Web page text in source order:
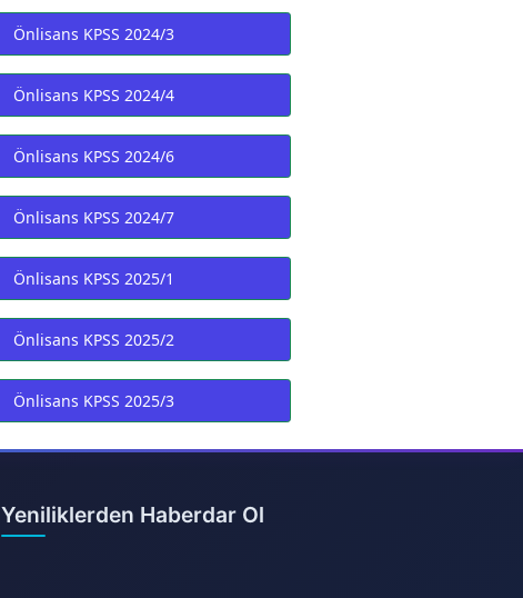
Önlisans KPSS 2024/3
Önlisans KPSS 2024/4
Önlisans KPSS 2024/6
Önlisans KPSS 2024/7
Önlisans KPSS 2025/1
Önlisans KPSS 2025/2
Önlisans KPSS 2025/3
Yeniliklerden Haberdar Ol